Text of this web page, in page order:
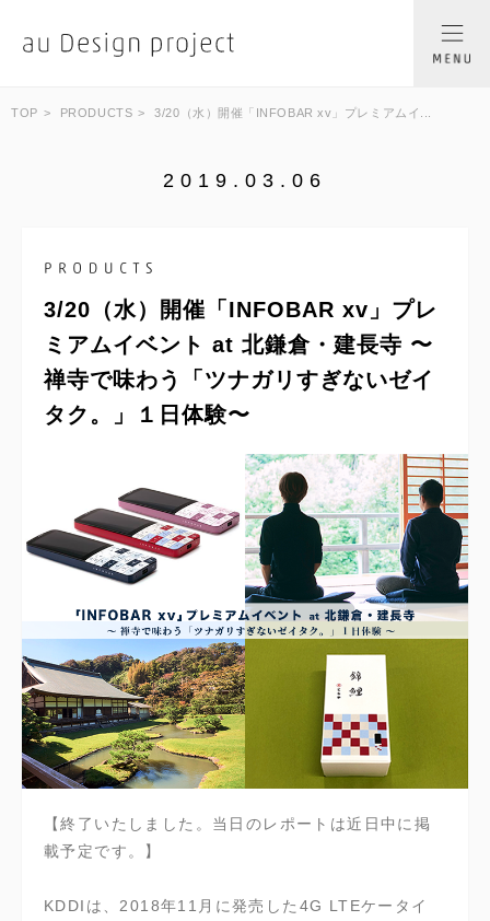
TOP PRODUCTS 3/20（水）開催「INFOBAR xv」プレミアムイ...
2019.03.06
3/20（水）開催「INFOBAR xv」プレ
ミアムイベント at 北鎌倉・建長寺 〜
禅寺で味わう「ツナガリすぎないゼイ
タク。」１日体験〜
【終了いたしました。当日のレポートは近日中に掲
載予定です。】
KDDIは、2018年11月に発売した4G LTEケータイ